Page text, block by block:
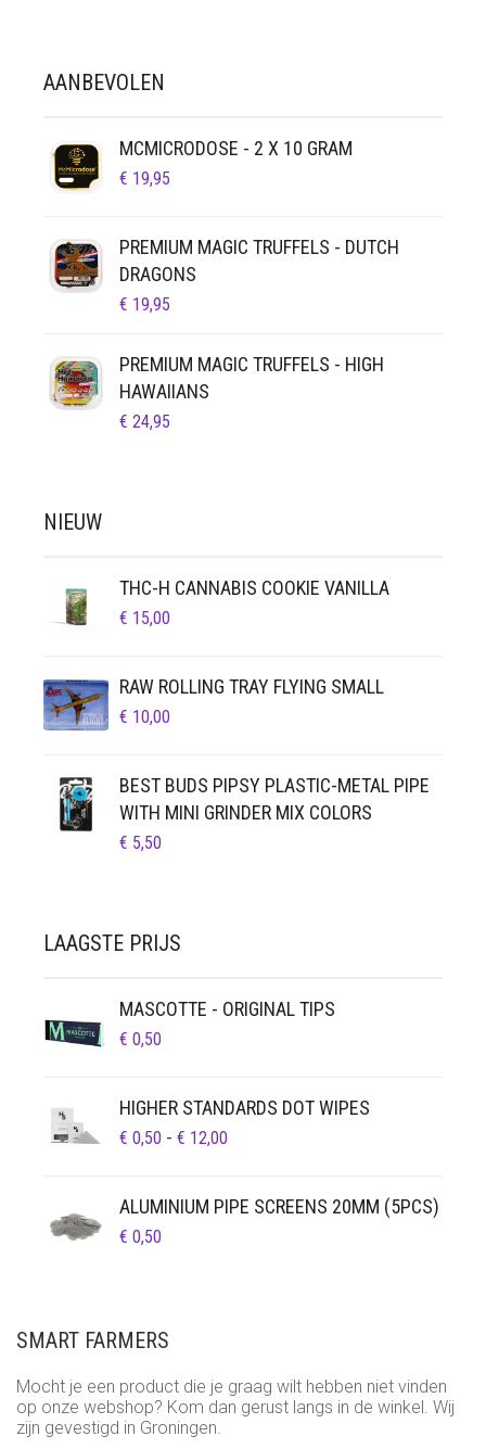
AANBEVOLEN
MCMICRODOSE - 2 X 10 GRAM
€ 19,95
PREMIUM MAGIC TRUFFELS - DUTCH
DRAGONS
€ 19,95
PREMIUM MAGIC TRUFFELS - HIGH
HAWAIIANS
€ 24,95
NIEUW
THC-H CANNABIS COOKIE VANILLA
€ 15,00
RAW ROLLING TRAY FLYING SMALL
€ 10,00
BEST BUDS PIPSY PLASTIC-METAL PIPE
WITH MINI GRINDER MIX COLORS
€ 5,50
LAAGSTE PRIJS
MASCOTTE - ORIGINAL TIPS
€ 0,50
HIGHER STANDARDS DOT WIPES
€ 0,50 - € 12,00
€ 12,00
ALUMINIUM PIPE SCREENS 20MM (5PCS)
€ 0,50
SMART FARMERS
Mocht je een product die je graag wilt hebben niet vinden
op onze webshop? Kom dan gerust langs in de winkel. Wij
zijn gevestigd in Groningen.